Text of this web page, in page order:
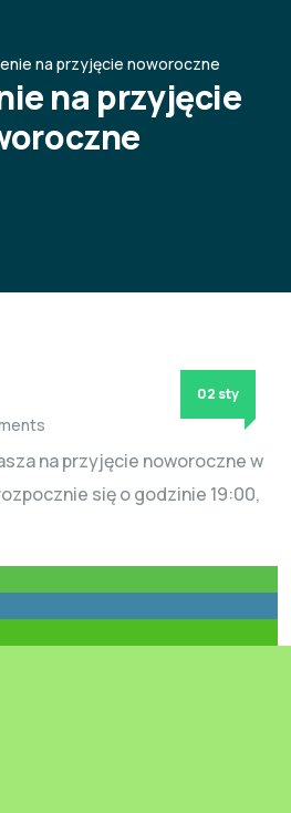
na przyjęcie noworoczne
na przyjęcie
02 sty
na przyjęcie noworoczne w
się o godzinie 19:00,